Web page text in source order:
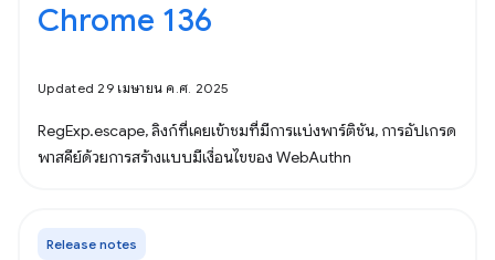
Chrome 136
Updated 29 เมษายน ค.ศ. 2025
RegExp.escape, ลิงก์ที่เคยเข้าชมที่มีการแบ่งพาร์ติชัน, การอัปเกรด
พาสคีย์ด้วยการสร้างแบบมีเงื่อนไขของ WebAuthn
Release notes